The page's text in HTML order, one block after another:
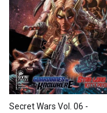
Secret Wars Vol. 06 -